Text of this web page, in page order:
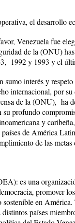
el desarrollo
Venezuela fue
de la (ONU)
1992 y 1993 y el
interés y
internacional, por
de la (ONU), ha
profundo
y
países de América
de las
es una
promover
en
países